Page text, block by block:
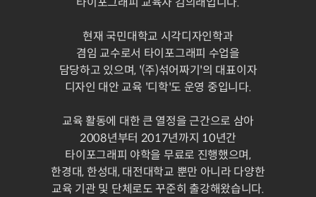
현재 국민대학교 시각디자인학과
겸임 교수로서 타이포그래피 수업을
담당하고 있으며, '(주)섞어짜기'의 대표이자
디자인 대안 교육 '디학'도 운영 중입니다.
교육 활동에 대한 큰 열정을 근간으로 삼아
2008년부터 2017년까지 10년간
타이포그래피 야학을 무료로 진행했으며,
한경대, 한성대, 대전대학교 뿐만 아니라 다양한
교육 기관 및 단체로도 꾸준히 출강해왔습니다.